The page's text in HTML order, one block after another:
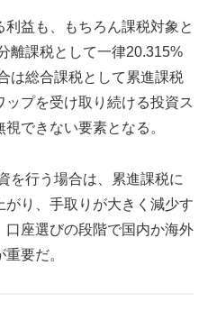
益も、もちろん課税対象と
離課税として一律20.315%
は総合課税として累進課税
プを受け取り続ける投資ス
できない要素となる。
を行う場合は、累進課税に
り、手取りが大きく減少す
口座選びの段階で国内か海外
要だ。